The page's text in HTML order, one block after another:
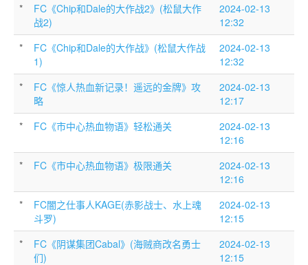
*
FC《Chip和Dale的大作战2》(松鼠大作
战2)
2024-02-13
12:32
*
FC《Chip和Dale的大作战》(松鼠大作战
1)
2024-02-13
12:32
*
FC《惊人热血新记录！遥远的金牌》攻
略
2024-02-13
12:17
*
FC《市中心热血物语》轻松通关
2024-02-13
12:16
*
FC《市中心热血物语》极限通关
2024-02-13
12:16
*
FC闇之仕事人KAGE(赤影战士、水上魂
斗罗)
2024-02-13
12:15
*
FC《阴谋集团Cabal》(海贼商改名勇士
们)
2024-02-13
12:15